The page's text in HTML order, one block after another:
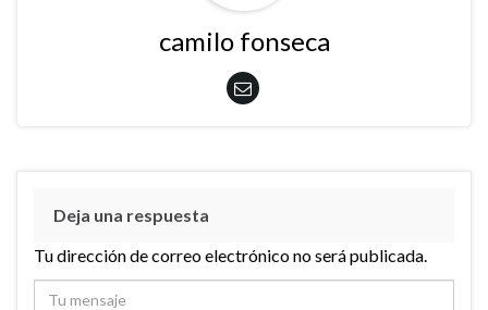
camilo fonseca
Deja una respuesta
Tu dirección de correo electrónico no será publicada.